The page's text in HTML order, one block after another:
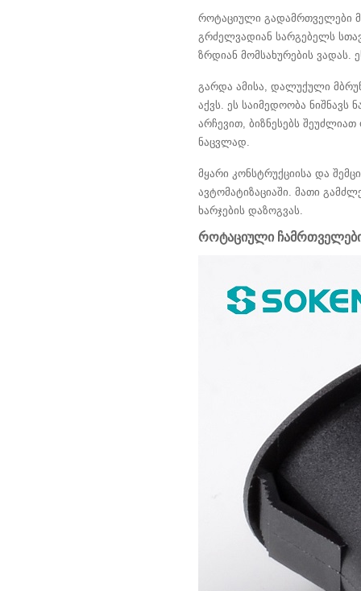
როტაციული გადამრთველები
გრძელვადიან სარგებელს
ზრდიან მომსახურების ვადას.
გარდა ამისა, დალუქული
აქვს. ეს საიმედოობა ნიშნავს
არჩევით, ბიზნესებს
ნაცვლად.
მყარი კონსტრუქციისა და
ავტომატიზაციაში. მათი
ხარჯების დაზოგვას.
როტაციული